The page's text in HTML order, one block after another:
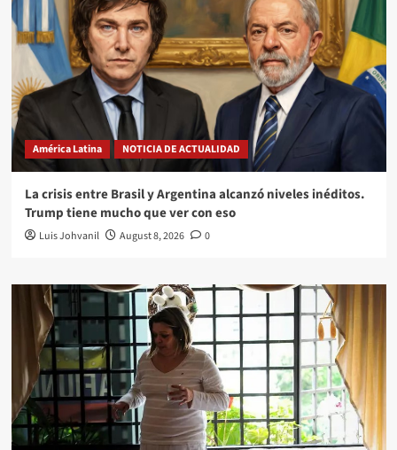
América Latina NOTICIA DE ACTUALIDAD
La crisis entre Brasil y Argentina alcanzó niveles inéditos.
Trump tiene mucho que ver con eso
Luis Johvanil August 8, 2026 0